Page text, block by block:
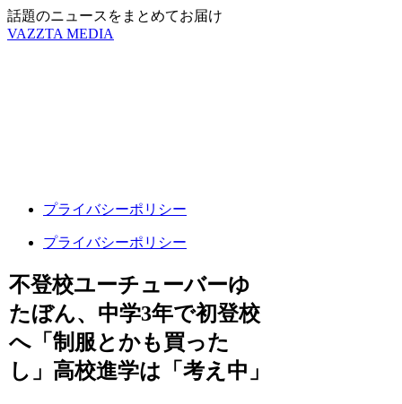
話題のニュースをまとめてお届け
VAZZTA MEDIA
プライバシーポリシー
プライバシーポリシー
不登校ユーチューバーゆ
たぼん、中学3年で初登校
へ「制服とかも買った
し」高校進学は「考え中」